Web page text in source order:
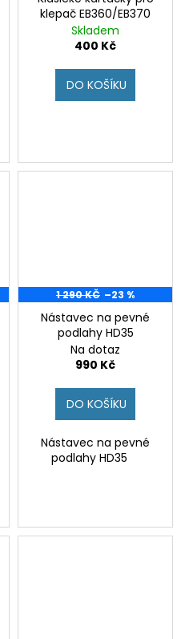
klepač EB360/EB370
Skladem
400 Kč
DO KOŠÍKU
1 290 KČ –23 %
Nástavec na pevné
podlahy HD35
Na dotaz
990 Kč
DO KOŠÍKU
Nástavec na pevné
podlahy HD35